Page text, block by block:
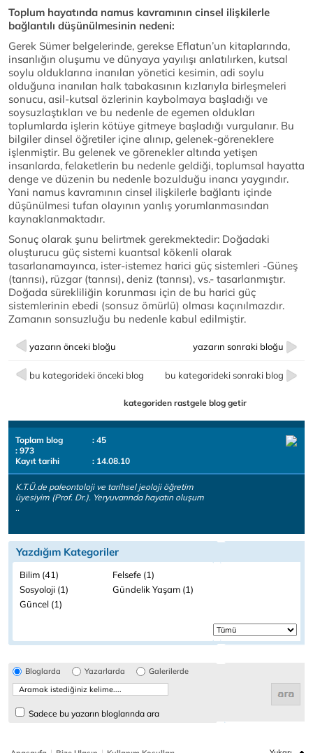
Toplum hayatında namus kavramının cinsel ilişkilerle
bağlantılı düşünülmesinin nedeni:
Gerek Sümer belgelerinde, gerekse Eflatun’un kitaplarında,
insanlığın oluşumu ve dünyaya yayılışı anlatılırken, kutsal
soylu olduklarına inanılan yönetici kesimin, adi soylu
olduğuna inanılan halk tabakasının kızlarıyla birleşmeleri
sonucu, asil-kutsal özlerinin kaybolmaya başladığı ve
soysuzlaştıkları ve bu nedenle de egemen oldukları
toplumlarda işlerin kötüye gitmeye başladığı vurgulanır. Bu
bilgiler dinsel öğretiler içine alınıp, gelenek-göreneklere
işlenmiştir. Bu gelenek ve görenekler altında yetişen
insanlarda, felaketlerin bu nedenle geldiği, toplumsal hayatta
denge ve düzenin bu nedenle bozulduğu inancı yaygındır.
Yani namus kavramının cinsel ilişkilerle bağlantı içinde
düşünülmesi tufan olayının yanlış yorumlanmasından
kaynaklanmaktadır.
Sonuç olarak şunu belirtmek gerekmektedir: Doğadaki
oluşturucu güç sistemi kuantsal kökenli olarak
tasarlanamayınca, ister-istemez harici güç sistemleri -Güneş
(tanrısı), rüzgar (tanrısı), deniz (tanrısı), vs.- tasarlanmıştır.
Doğada sürekliliğin korunması için de bu harici güç
sistemlerinin ebedi (sonsuz ömürlü) olması kaçınılmazdır.
Zamanın sonsuzluğu bu nedenle kabul edilmiştir.
yazarın önceki bloğu yazarın sonraki bloğu
bu kategorideki önceki blog bu kategorideki sonraki blog
kategoriden rastgele blog getir
Toplam blog
: 45
: 973
Kayıt tarihi
: 14.08.10
K.T.Ü.de paleontoloji ve tarihsel jeoloji öğretim
üyesiyim (Prof. Dr.). Yeryuvarında hayatın oluşum
..
Yazdığım Kategoriler
Bilim (41)
Felsefe (1)
Sosyoloji (1)
Gündelik Yaşam (1)
Güncel (1)
Bloglarda Yazarlarda Galerilerde
Sadece bu yazarın bloglarında ara